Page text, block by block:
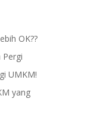
OK??
UMKM!
yang